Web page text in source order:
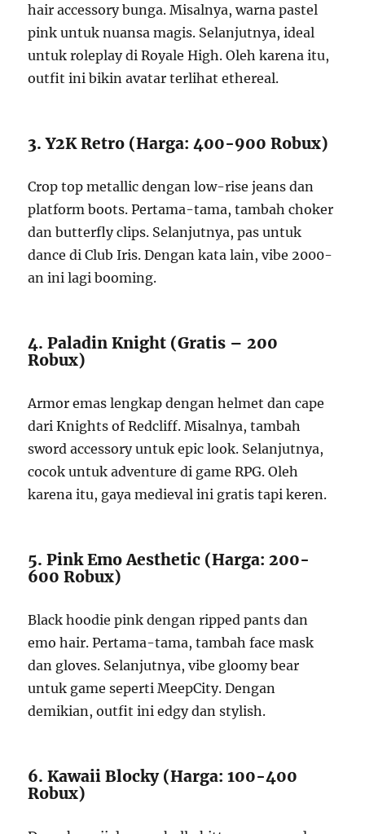
hair accessory bunga. Misalnya, warna pastel
pink untuk nuansa magis. Selanjutnya, ideal
untuk roleplay di Royale High. Oleh karena itu,
outfit ini bikin avatar terlihat ethereal.
3. Y2K Retro (Harga: 400-900 Robux)
Crop top metallic dengan low-rise jeans dan
platform boots. Pertama-tama, tambah choker
dan butterfly clips. Selanjutnya, pas untuk
dance di Club Iris. Dengan kata lain, vibe 2000-
an ini lagi booming.
4. Paladin Knight (Gratis – 200
Robux)
Armor emas lengkap dengan helmet dan cape
dari Knights of Redcliff. Misalnya, tambah
sword accessory untuk epic look. Selanjutnya,
cocok untuk adventure di game RPG. Oleh
karena itu, gaya medieval ini gratis tapi keren.
5. Pink Emo Aesthetic (Harga: 200-
600 Robux)
Black hoodie pink dengan ripped pants dan
emo hair. Pertama-tama, tambah face mask
dan gloves. Selanjutnya, vibe gloomy bear
untuk game seperti MeepCity. Dengan
demikian, outfit ini edgy dan stylish.
6. Kawaii Blocky (Harga: 100-400
Robux)